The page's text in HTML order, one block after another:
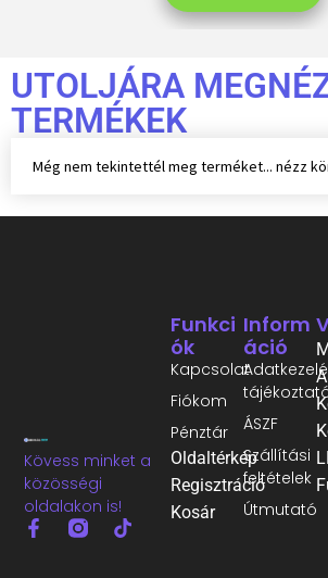
UTOLJÁRA
TERMÉKEK
Még nem tekintettél meg terméket... nézz
Kövess minket a
közösségi
oldalakon is!
Inform
Áció
ÁSZF
Szállítási
feltételek
Útmutató
Funkci
Ók
Kapcsolat
Fiókom
Pénztár
Oldaltérkép
Regisztráció
Kosár